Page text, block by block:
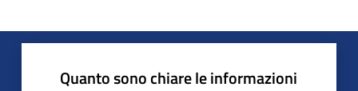
Quanto sono chiare le informazioni